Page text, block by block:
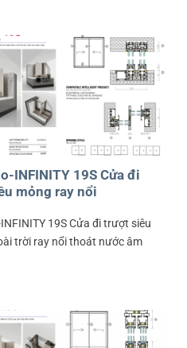
INFINITY 19S Cửa đi
mỏng ray nổi
19S Cửa đi trượt siêu
trời ray nổi thoát nước âm